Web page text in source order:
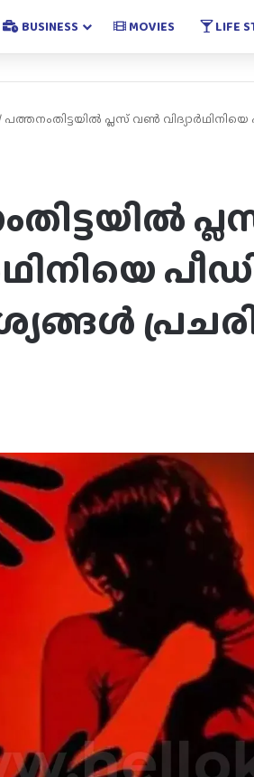
BUSINESS MOVIES LIFE
പത്തനംതിട്ടയിൽ പ്ലസ് വൺ വിദ്യാർഥിനിയെ